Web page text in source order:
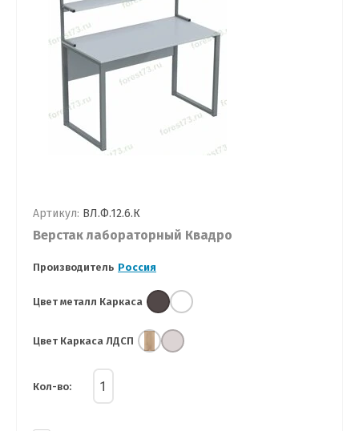
Артикул: ВЛ.Ф.12.6.К
Верстак лабораторный Квадро
Производитель Россия
Цвет металл Каркаса
Цвет Каркаса ЛДСП
Кол-во: